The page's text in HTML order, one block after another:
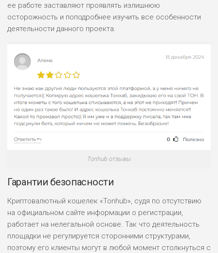
ее работе заставляют проявлять излишнюю
осторожность и поподробнее изучить все особенности
деятельности данного проекта.
Tonhub отзывы
Гарантии безопасности
Криптовалютный кошелек «Tonhub», судя по отсутствию
на официальном сайте информации о регистрации,
работает на нелегальной основе. Так что деятельность
площадки не регулируется сторонними структурами,
поэтому его клиенты могут в любой момент столкнуться с